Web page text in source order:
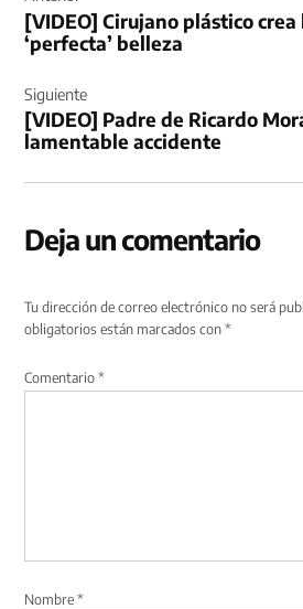
entradas
[VIDEO] Cirujano plástico crea
‘perfecta’ belleza
Siguiente
[VIDEO] Padre de Ricardo
lamentable accidente
Deja un comentario
Tu dirección de correo electrónico no será
obligatorios están marcados con*
Comentario*
Nombre*